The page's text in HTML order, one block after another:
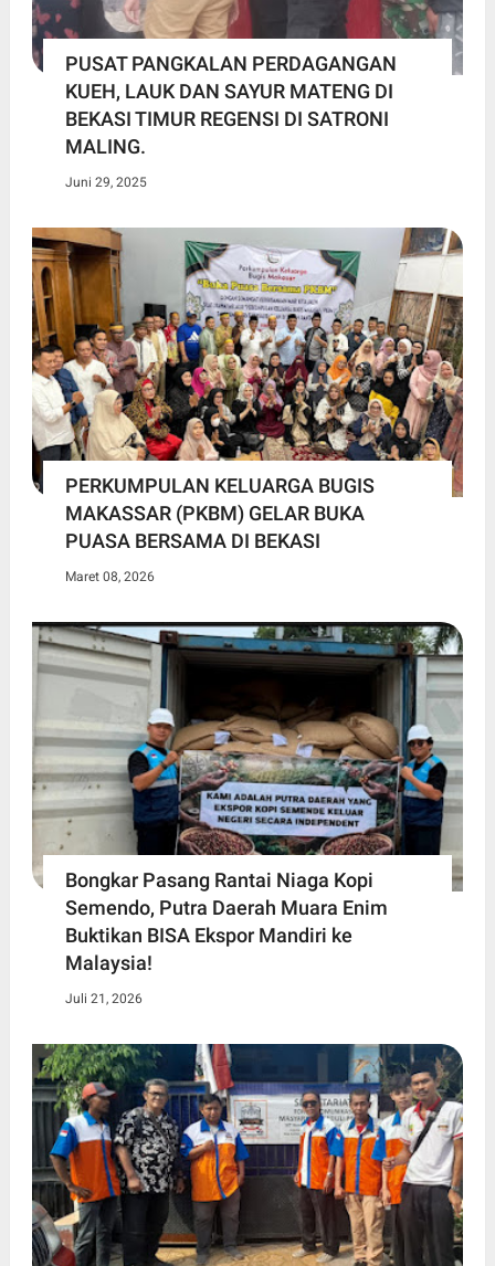
PUSAT PANGKALAN PERDAGANGAN
KUEH, LAUK DAN SAYUR MATENG DI
BEKASI TIMUR REGENSI DI SATRONI
MALING.
Juni 29, 2025
PERKUMPULAN KELUARGA BUGIS
MAKASSAR (PKBM) GELAR BUKA
PUASA BERSAMA DI BEKASI
Maret 08, 2026
Bongkar Pasang Rantai Niaga Kopi
Semendo, Putra Daerah Muara Enim
Buktikan BISA Ekspor Mandiri ke
Malaysia!
Juli 21, 2026